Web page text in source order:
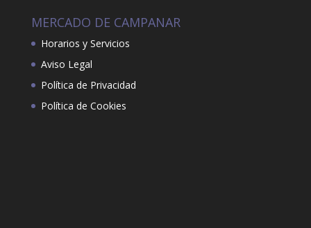
MERCADO DE CAMPANAR
Horarios y Servicios
Aviso Legal
Política de Privacidad
Política de Cookies